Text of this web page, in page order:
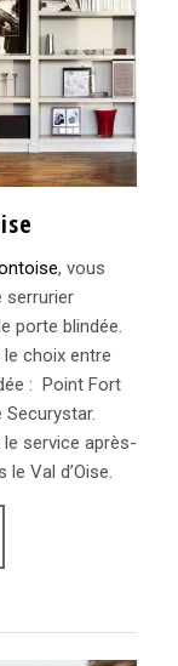
, vous
serrurier
porte blindée.
choix entre
: Point Fort
service après-
Val d’Oise.